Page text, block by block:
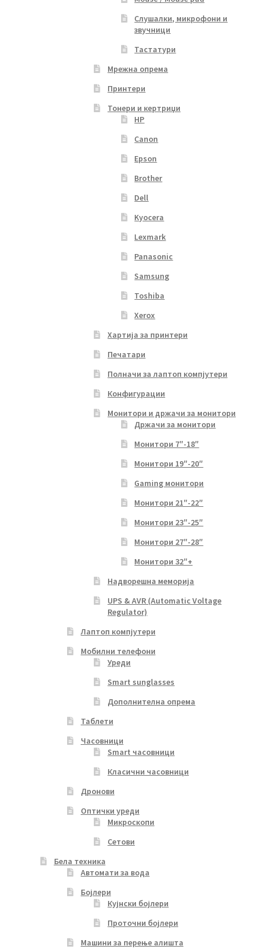
Слушалки, микрофони и
звучници
Тастатури
Мрежна опрема
Принтери
Тонери и кертриџи
HP
Canon
Epson
Brother
Dell
Kyocera
Lexmark
Panasonic
Samsung
Toshiba
Xerox
Хартија за принтери
Печатари
Полначи за лаптоп компјутери
Конфигурации
Монитори и држачи за монитори
Држачи за монитори
Монитори 7″-18″
Монитори 19″-20″
Gaming монитори
Монитори 21″-22″
Монитори 23″-25″
Монитори 27″-28″
Монитори 32″+
Надворешна меморија
UPS & AVR (Automatic Voltage
Regulator)
Лаптоп компјутери
Мобилни телефони
Уреди
Smart sunglasses
Дополнителна опрема
Таблети
Часовници
Smart часовници
Класични часовници
Дронови
Оптички уреди
Микроскопи
Сетови
Бела техника
Автомати за вода
Бојлери
Кујнски бојлери
Проточни бојлери
Машини за перење алишта